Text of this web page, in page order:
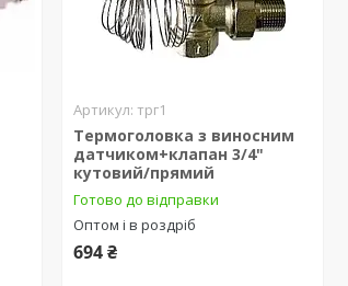
трг1
Термоголовка з виносним
датчиком+клапан 3/4"
кутовий/прямий
Готово до відправки
Оптом і в роздріб
694 ₴